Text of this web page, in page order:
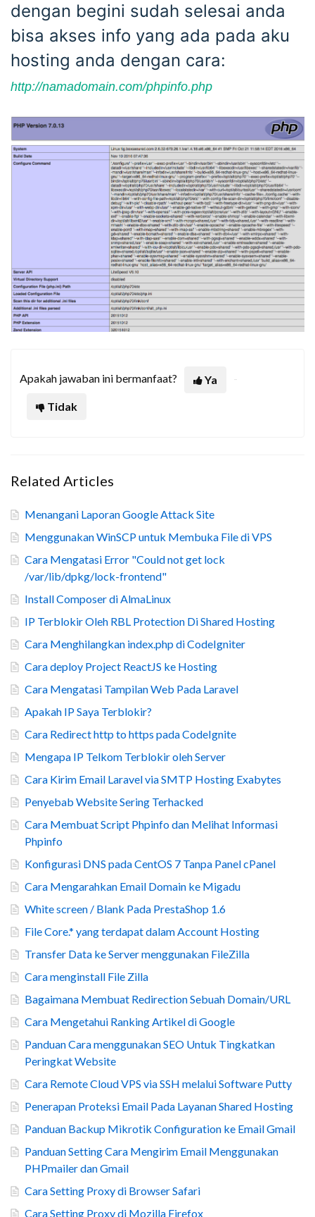
dengan begini sudah selesai anda
bisa akses info yang ada pada aku
hosting anda dengan cara:
http://namadomain.com/phpinfo.php
Apakah jawaban ini bermanfaat?
Ya
Tidak
Related Articles
Menangani Laporan Google Attack Site
Menggunakan WinSCP untuk Membuka File di VPS
Cara Mengatasi Error "Could not get lock
/var/lib/dpkg/lock-frontend"
Install Composer di AlmaLinux
IP Terblokir Oleh RBL Protection Di Shared Hosting
Cara Menghilangkan index.php di CodeIgniter
Cara deploy Project ReactJS ke Hosting
Cara Mengatasi Tampilan Web Pada Laravel
Apakah IP Saya Terblokir?
Cara Redirect http to https pada CodeIgnite
Mengapa IP Telkom Terblokir oleh Server
Cara Kirim Email Laravel via SMTP Hosting Exabytes
Penyebab Website Sering Terhacked
Cara Membuat Script Phpinfo dan Melihat Informasi
Phpinfo
Konfigurasi DNS pada CentOS 7 Tanpa Panel cPanel
Cara Mengarahkan Email Domain ke Migadu
White screen / Blank Pada PrestaShop 1.6
File Core.* yang terdapat dalam Account Hosting
Transfer Data ke Server menggunakan FileZilla
Cara menginstall File Zilla
Bagaimana Membuat Redirection Sebuah Domain/URL
Cara Mengetahui Ranking Artikel di Google
Panduan Cara menggunakan SEO Untuk Tingkatkan
Peringkat Website
Cara Remote Cloud VPS via SSH melalui Software Putty
Penerapan Proteksi Email Pada Layanan Shared Hosting
Panduan Backup Mikrotik Configuration ke Email Gmail
Panduan Setting Cara Mengirim Email Menggunakan
PHPmailer dan Gmail
Cara Setting Proxy di Browser Safari
Cara Setting Proxy di Mozilla Firefox